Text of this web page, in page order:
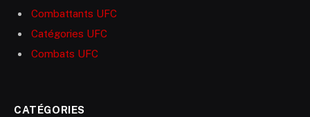
Combattants UFC
Catégories UFC
Combats UFC
CATÉGORIES